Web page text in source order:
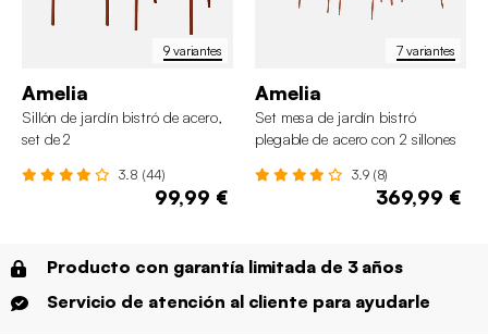
9 variantes
Amelia
Sillón de jardín bistró de acero,
set de 2
3.8 (44)
99,99 €
7 variantes
Amelia
Set mesa de jardín bistró
plegable de acero con 2 sillones
3.9 (8)
369,99 €
Producto con garantía limitada de 3 años
Servicio de atención al cliente para ayudarle